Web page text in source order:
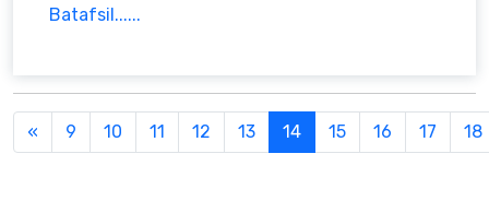
Batafsil......
« Previous
9 10 11 12 13 14 15 16 17 18